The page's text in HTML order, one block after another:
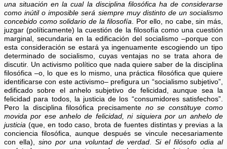
una situación en la cual la disciplina filosófica ha de considerarse
como inútil o imposible será siempre muy distinto de un socialismo
concebido como solidario de la filosofía . Por ello, no cabe, sin más,
juzgar (políticamente) la cuestión de la filosofía como una cuestión
marginal, secundaria en la edificación del socialismo –porque con
esta consideración se estará ya ingenuamente escogiendo un tipo
determinado de socialismo, cuyas ventajas no se trata ahora de
discutir. Un activismo político que nada quiere saber de la disciplina
filosófica –o, lo que es lo mismo, una práctica filosófica que quiere
identificarse con este activismo– prefigura un “socialismo subjetivo”,
edificado sobre el anhelo subjetivo de felicidad, aunque sea la
felicidad para todos, la justicia de los “consumidores satisfechos”.
Pero la disciplina filosófica precisamente no se constituye como
movida por ese anhelo de felicidad, ni siquiera por un anhelo de
justicia (que, en todo caso, brota de fuentes distintas y previas a la
conciencia filosófica, aunque después se vincule necesariamente
con ella), sino por una voluntad de verdad .Si el filósofo odia al